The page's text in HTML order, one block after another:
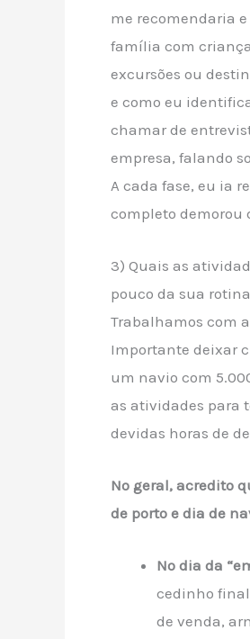
me recomendaria
família com
excursões ou
e como eu
chamar de
empresa, falando
A cada fase, eu ia
completo demorou
3) Quais as
pouco da sua
Trabalhamos com
Importante deixar
um navio com
as atividades para
devidas horas de
No geral, acredito
de porto e dia de
No dia da
cedinho
de venda,